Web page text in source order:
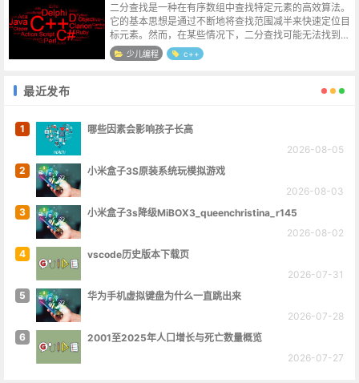
二分查找是一种在有序数组中查找特定元素的高效算法。
它的基本思想是通过不断地将查找范围减半来快速定位目
标元素。然而，在某些情况下，二分查找可能无法找到目
标元素，这时就需要处理无解的情况。关于二分查找无解
时使用 n+1 的原因，可以从以下...
少儿编程 c++
最近发布
1
哪些因素会影响孩子长高
2026-08-05
2
小米盒子3S原装系统玩模拟游戏
2026-08-03
3
小米盒子3s降级MiBOX3_queenchristina_r145
2026-08-02
4
vscode历史版本下载页
2026-07-31
5
华为手机虚拟键盘为什么一直跳出来
2026-07-28
6
2001至2025年人口增长与死亡数量概览
2026-07-27